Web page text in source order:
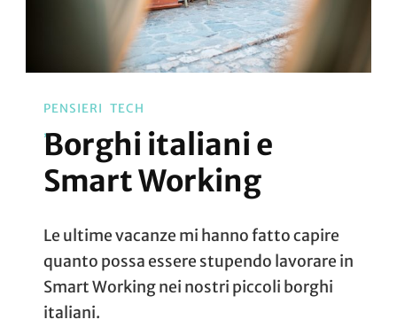
PENSIERI TECH
Borghi italiani e
Smart Working
Le ultime vacanze mi hanno fatto capire
quanto possa essere stupendo lavorare in
Smart Working nei nostri piccoli borghi
italiani.